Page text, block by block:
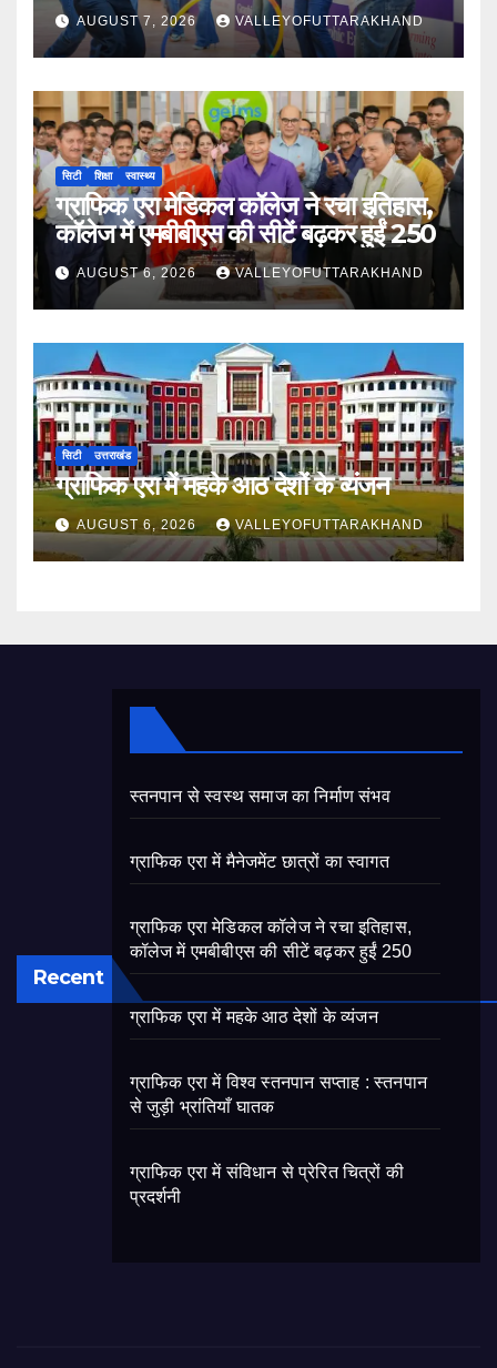
AUGUST 7, 2026 VALLEYOFUTTARAKHAND
सिटी शिक्षा स्वास्थ्य
ग्राफिक एरा मेडिकल कॉलेज ने रचा इतिहास,
कॉलेज में एमबीबीएस की सीटें बढ़कर हुईं 250
AUGUST 6, 2026 VALLEYOFUTTARAKHAND
सिटी उत्तराखंड
ग्राफिक एरा में महके आठ देशों के व्यंजन
AUGUST 6, 2026 VALLEYOFUTTARAKHAND
Recent
स्तनपान से स्वस्थ समाज का निर्माण संभव
ग्राफिक एरा में मैनेजमेंट छात्रों का स्वागत
ग्राफिक एरा मेडिकल कॉलेज ने रचा इतिहास,
कॉलेज में एमबीबीएस की सीटें बढ़कर हुईं 250
ग्राफिक एरा में महके आठ देशों के व्यंजन
ग्राफिक एरा में विश्व स्तनपान सप्ताह : स्तनपान
से जुड़ी भ्रांतियाँ घातक
ग्राफिक एरा में संविधान से प्रेरित चित्रों की
प्रदर्शनी